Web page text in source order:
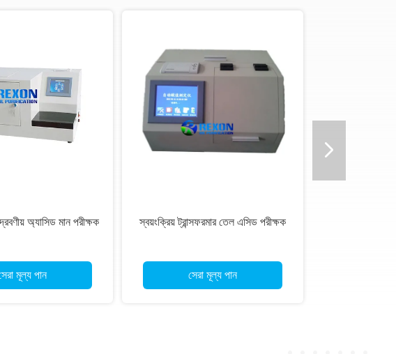
অ্যাসিড মান পরীক্ষক
মূল্য পান
স্বয়ংক্রিয় ট্রান্সফরমার তেল এসিড পরীক্ষক
সেরা মূল্য পান